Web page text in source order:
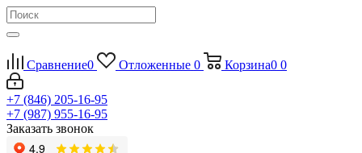
Сравнение0 Отложенные 0 Корзина0 0
+7 (846) 205-16-95
+7 (987) 955-16-95
Заказать звонок